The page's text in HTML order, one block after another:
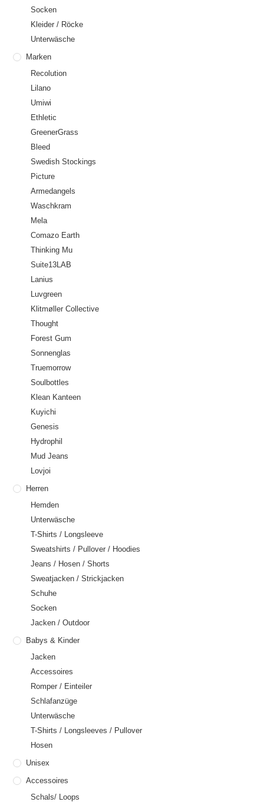
Socken
Kleider / Röcke
Unterwäsche
Marken
Recolution
Lilano
Umiwi
Ethletic
GreenerGrass
Bleed
Swedish Stockings
Picture
Armedangels
Waschkram
Mela
Comazo Earth
Thinking Mu
Suite13LAB
Lanius
Luvgreen
Klitmøller Collective
Thought
Forest Gum
Sonnenglas
Truemorrow
Soulbottles
Klean Kanteen
Kuyichi
Genesis
Hydrophil
Mud Jeans
Lovjoi
Herren
Hemden
Unterwäsche
T-Shirts / Longsleeve
Sweatshirts / Pullover / Hoodies
Jeans / Hosen / Shorts
Sweatjacken / Strickjacken
Schuhe
Socken
Jacken / Outdoor
Babys & Kinder
Jacken
Accessoires
Romper / Einteiler
Schlafanzüge
Unterwäsche
T-Shirts / Longsleeves / Pullover
Hosen
Unisex
Accessoires
Schals/ Loops